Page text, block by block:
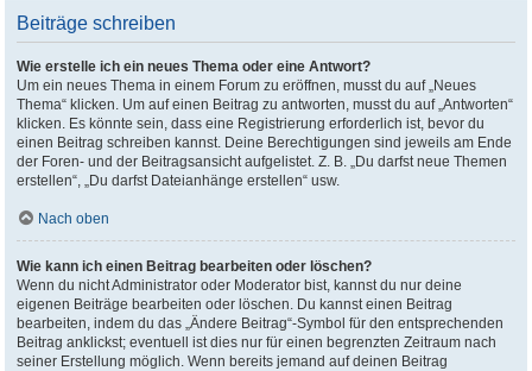
Beiträge schreiben
Wie erstelle ich ein neues Thema oder eine Antwort?
Um ein neues Thema in einem Forum zu eröffnen, musst du auf „Neues
Thema“ klicken. Um auf einen Beitrag zu antworten, musst du auf „Antworten“
klicken. Es könnte sein, dass eine Registrierung erforderlich ist, bevor du
einen Beitrag schreiben kannst. Deine Berechtigungen sind jeweils am Ende
der Foren- und der Beitragsansicht aufgelistet. Z. B. „Du darfst neue Themen
erstellen“, „Du darfst Dateianhänge erstellen“ usw.
Nach oben
Wie kann ich einen Beitrag bearbeiten oder löschen?
Wenn du nicht Administrator oder Moderator bist, kannst du nur deine
eigenen Beiträge bearbeiten oder löschen. Du kannst einen Beitrag
bearbeiten, indem du das „Ändere Beitrag“-Symbol für den entsprechenden
Beitrag anklickst; eventuell ist dies nur für einen begrenzten Zeitraum nach
seiner Erstellung möglich. Wenn bereits jemand auf deinen Beitrag